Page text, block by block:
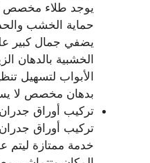
يوجد طلاء مخصص
حماية الخشب
يضفي جمال كبير
الخشبية بالدهان
الأبواب لتسهيل
بدهان مخصص لا
تركيب أوراق
تركيب أوراق
خدمة ممتازة ليتم